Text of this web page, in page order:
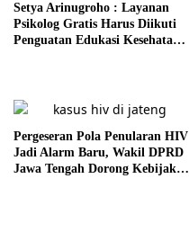
Setya Arinugroho : Layanan
Psikolog Gratis Harus Diikuti
Penguatan Edukasi Kesehatan
Pergeseran Pola Penularan HIV
Jadi Alarm Baru, Wakil DPRD
Jawa Tengah Dorong Kebijakan